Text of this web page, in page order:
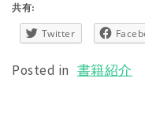
共有:
Twitter
Posted in 書籍紹介